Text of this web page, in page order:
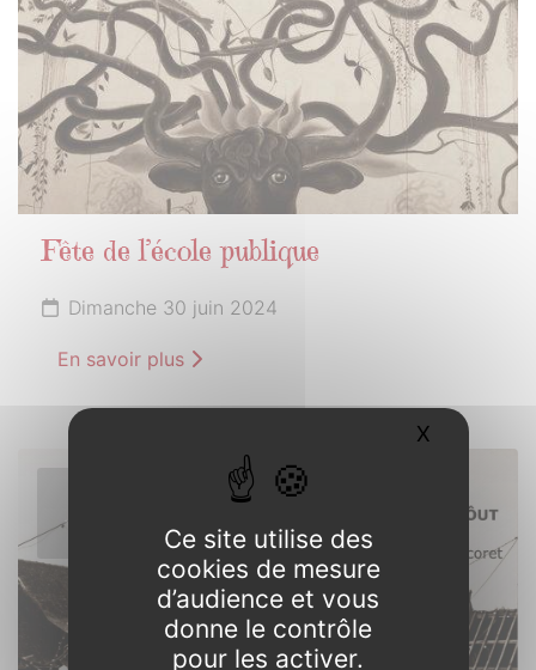
Fête de l’école publique
Dimanche 30 juin 2024
En savoir plus
JUILLET
Ce site utilise des
cookies de mesure
d’audience et vous
donne le contrôle
pour les activer.
X Masquer